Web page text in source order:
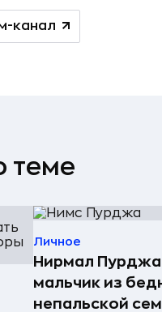
канал
теме
Личное
Нирмал
мальчик из
непальской